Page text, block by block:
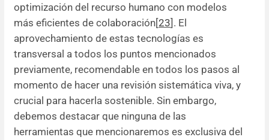
optimización del recurso humano con modelos
más eficientes de colaboración[23]. El
aprovechamiento de estas tecnologías es
transversal a todos los puntos mencionados
previamente, recomendable en todos los pasos al
momento de hacer una revisión sistemática viva, y
crucial para hacerla sostenible. Sin embargo,
debemos destacar que ninguna de las
herramientas que mencionaremos es exclusiva del